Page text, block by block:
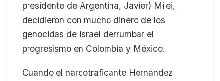
presidente de Argentina, Javier) Milei,
decidieron con mucho dinero de los
genocidas de Israel derrumbar el
progresismo en Colombia y México.
Cuando el narcotraficante Hernández